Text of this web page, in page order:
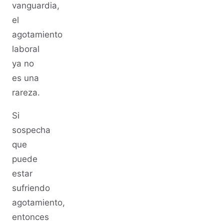
vanguardia,
el
agotamiento
laboral
ya no
es una
rareza.
Si
sospecha
que
puede
estar
sufriendo
agotamiento,
entonces